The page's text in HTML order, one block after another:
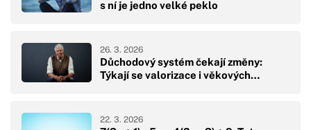
s ní je jedno velké peklo
Důchodový systém čekají změny:
Týkají se valorizace i věkových…
26. 3. 2026
22. 3. 2026